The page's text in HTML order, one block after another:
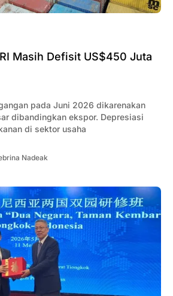
Masih Defisit US$450 Juta
pada Juni 2026 dikarenakan
dibandingkan ekspor. Depresiasi
di sektor usaha
Nadeak